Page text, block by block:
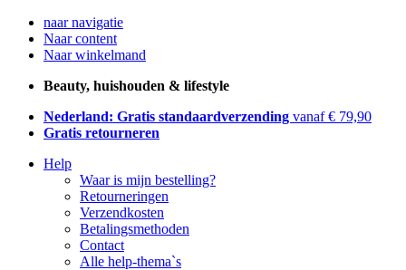
naar navigatie
Naar content
Naar winkelmand
Beauty, huishouden & lifestyle
Nederland: Gratis standaardverzending vanaf € 79,90
Gratis retourneren
Help
Waar is mijn bestelling?
Retourneringen
Verzendkosten
Betalingsmethoden
Contact
Alle help-thema`s